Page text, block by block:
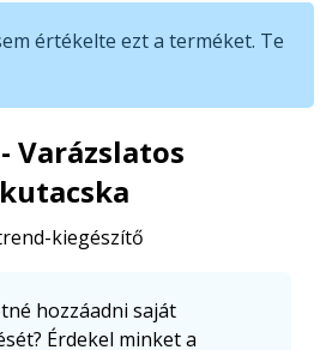
értékelte ezt a terméket. Te
Varázslatos
kutacska
kiegészítő
hozzáadni saját
Érdekel minket a